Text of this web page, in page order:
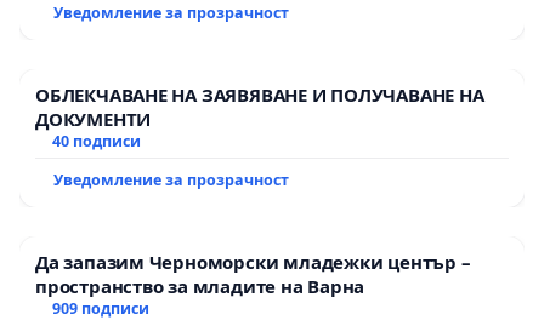
Уведомление за прозрачност
ОБЛЕКЧАВАНЕ НА ЗАЯВЯВАНЕ И ПОЛУЧАВАНЕ НА
ДОКУМЕНТИ
40 подписи
Уведомление за прозрачност
Да запазим Черноморски младежки център –
пространство за младите на Варна
909 подписи